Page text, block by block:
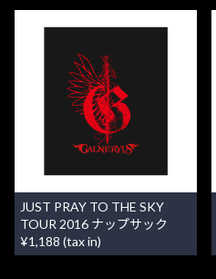
JUST PRAY TO THE SKY
TOUR 2016 ナップサック
¥1,188 (tax in)